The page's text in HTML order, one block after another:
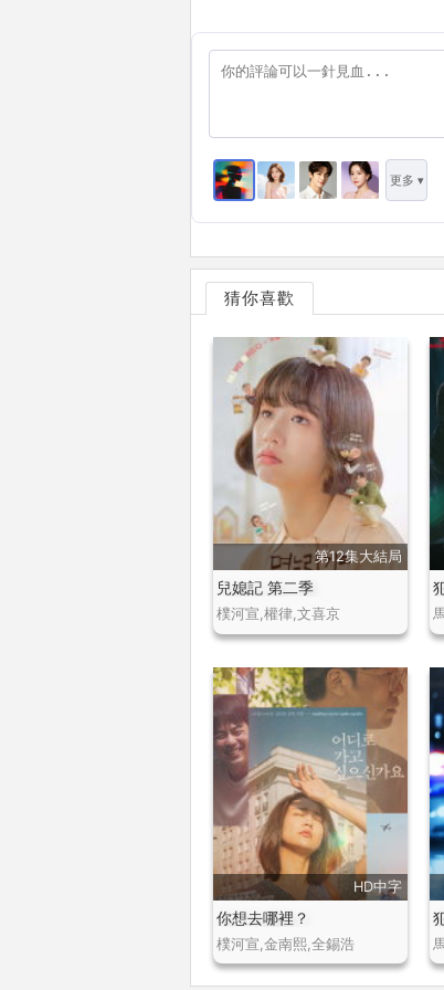
更多 ▾
猜你喜歡
第12集大結局
兒媳記 第二季
樸河宣,權律,文喜京
HD中字
你想去哪裡？
樸河宣,金南熙,全錫浩